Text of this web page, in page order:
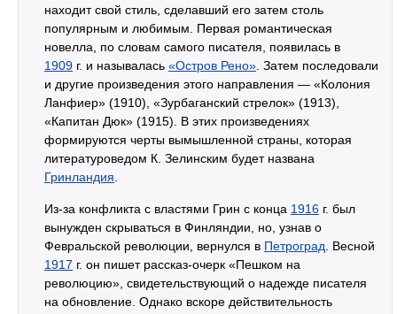
находит свой стиль, сделавший его затем столь
популярным и любимым. Первая романтическая
новелла, по словам самого писателя, появилась в
1909 г. и называлась «Остров Рено» . Затем последовали
и другие произведения этого направления — «Колония
Ланфиер» (1910), «Зурбаганский стрелок» (1913),
«Капитан Дюк» (1915). В этих произведениях
формируются черты вымышленной страны, которая
литературоведом К. Зелинским будет названа
Гринландия
Из-за конфликта с властями Грин с конца 1916 г. был
вынужден скрываться в Финляндии, но, узнав о
Февральской революции, вернулся в Петроград . Весной
1917 г. он пишет рассказ-очерк «Пешком на
революцию», свидетельствующий о надежде писателя
на обновление. Однако вскоре действительность